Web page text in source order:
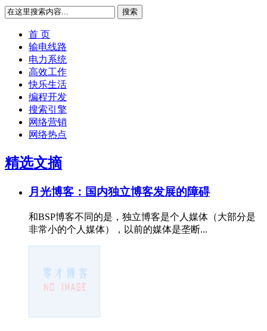
搜索
首 页
输电线路
电力系统
高效工作
快乐生活
编程开发
搜索引擎
网络营销
网络热点
精选文摘
月光博客：国内独立博客发展的障碍
和BSP博客不同的是，独立博客是个人媒体（大部分是
非常小的个人媒体），以前的媒体是垄断...